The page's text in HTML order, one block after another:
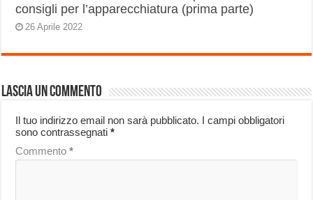
consigli per l’apparecchiatura (prima parte)
26 Aprile 2022
Lascia un commento
Il tuo indirizzo email non sarà pubblicato. I campi obbligatori
sono contrassegnati*
Commento*